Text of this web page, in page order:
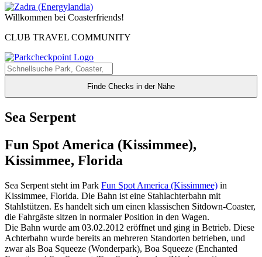
Willkommen bei Coasterfriends!
CLUB TRAVEL COMMUNITY
Finde Checks in der Nähe
Sea Serpent
Fun Spot America (Kissimmee),
Kissimmee, Florida
Sea Serpent steht im Park Fun Spot America (Kissimmee) in
Kissimmee, Florida. Die Bahn ist eine Stahlachterbahn mit
Stahlstützen. Es handelt sich um einen klassischen Sitdown-Coaster,
die Fahrgäste sitzen in normaler Position in den Wagen.
Die Bahn wurde am 03.02.2012 eröffnet und ging in Betrieb. Diese
Achterbahn wurde bereits an mehreren Standorten betrieben, und
zwar als Boa Squeeze (Wonderpark), Boa Squeeze (Enchanted